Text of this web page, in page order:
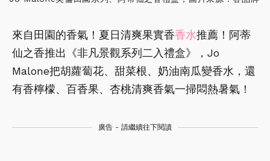
來自田園的香氣！夏日清爽果實香香水推薦！阿蒂
仙之香推出《非凡景觀系列二入禮盒》，Jo
Malone把胡蘿蔔花、甜菜根、奶油南瓜變香水，還
有香檸檬、百香果、杏桃清爽香氣一掃悶熱暑氣！
廣告 - 請繼續往下閱讀